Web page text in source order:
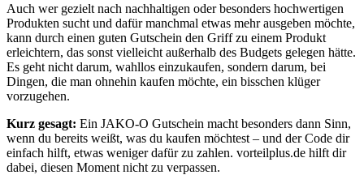
Auch wer gezielt nach nachhaltigen oder besonders hochwertigen
Produkten sucht und dafür manchmal etwas mehr ausgeben möchte,
kann durch einen guten Gutschein den Griff zu einem Produkt
erleichtern, das sonst vielleicht außerhalb des Budgets gelegen hätte.
Es geht nicht darum, wahllos einzukaufen, sondern darum, bei
Dingen, die man ohnehin kaufen möchte, ein bisschen klüger
vorzugehen.
Kurz gesagt: Ein JAKO-O Gutschein macht besonders dann Sinn,
wenn du bereits weißt, was du kaufen möchtest – und der Code dir
einfach hilft, etwas weniger dafür zu zahlen. vorteilplus.de hilft dir
dabei, diesen Moment nicht zu verpassen.